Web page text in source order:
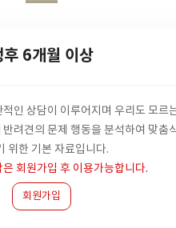
후 6개월 이상
인 상담이 이루어지며 우리도 모르
려견의 문제 행동을 분석하여 맞춤
위한 기본 자료입니다.
회원가입 후 이용가능합니다.
회원가입